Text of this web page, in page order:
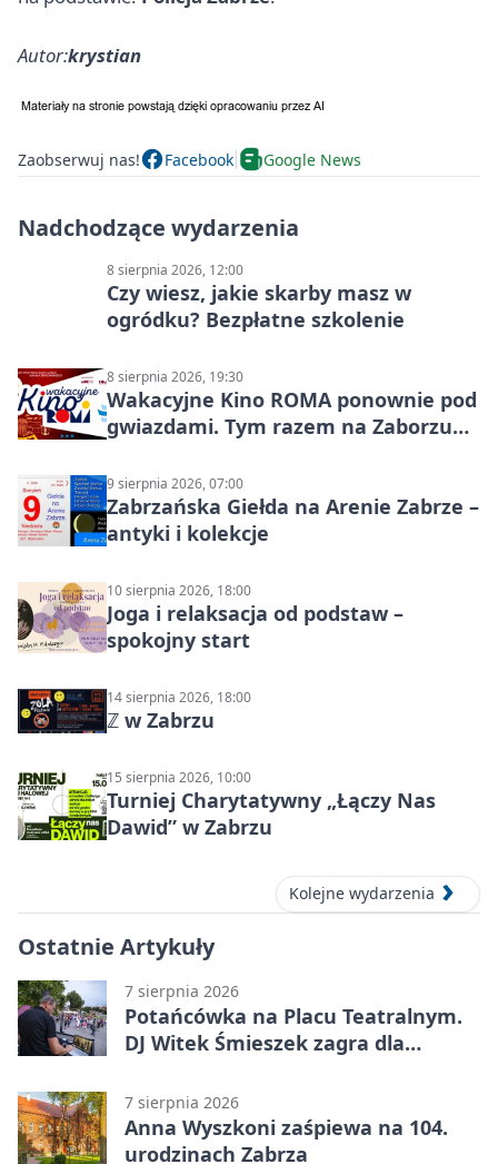
Autor:krystian
Zaobserwuj nas! Facebook Google News
Nadchodzące wydarzenia
8 sierpnia 2026, 12:00
Czy wiesz, jakie skarby masz w
ogródku? Bezpłatne szkolenie
8 sierpnia 2026, 19:30
Wakacyjne Kino ROMA ponownie pod
gwiazdami. Tym razem na Zaborzu
9 sierpnia 2026, 07:00
Zabrzańska Giełda na Arenie Zabrze –
antyki i kolekcje
10 sierpnia 2026, 18:00
Joga i relaksacja od podstaw –
spokojny start
14 sierpnia 2026, 18:00
ℤ w Zabrzu
15 sierpnia 2026, 10:00
Turniej Charytatywny „Łączy Nas
Dawid” w Zabrzu
Kolejne wydarzenia
Ostatnie Artykuły
7 sierpnia 2026
Potańcówka na Placu Teatralnym.
DJ Witek Śmieszek zagra dla
7 sierpnia 2026
Anna Wyszkoni zaśpiewa na 104.
urodzinach Zabrza